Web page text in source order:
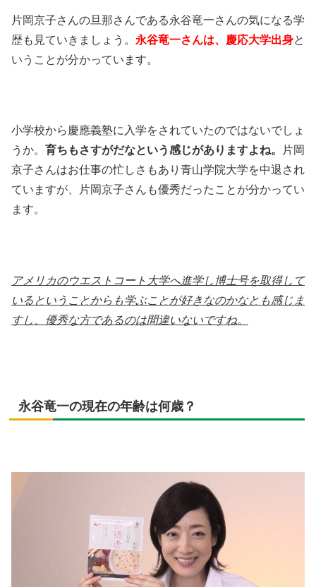
片岡京子さんの旦那さんである永谷竜一さんの気になる学
歴も見ていきましょう。 永谷竜一さんは、慶応大学出身と
いうことが分かっています。
小学校から慶應義塾に入学をされていたのではないでしょ
うか。 育ちもさすがだなという感じがありますよね。
片岡
京子さんはお仕事の忙しさもあり青山学院大学を中退され
ていますが、片岡京子さんも優秀だったことが分かってい
ます。
アメリカのウエストコート大学へ進学し博士号を取得して
いるということからも学ぶことが好きなのかなとも感じま
すし、優秀な方であるのは間違いないですね。
永谷竜一の現在の年齢は何歳？